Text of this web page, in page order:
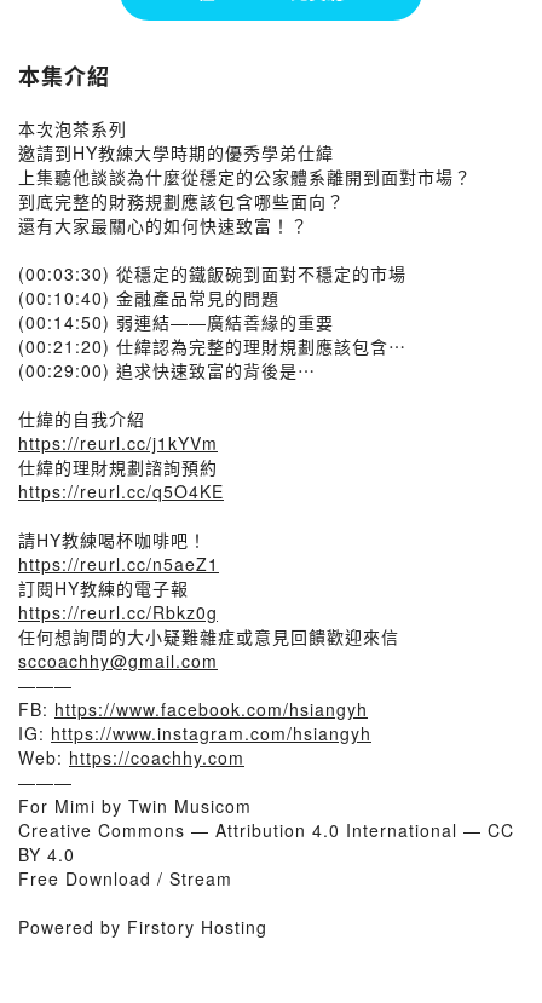
本集介紹
本次泡茶系列
邀請到HY教練大學時期的優秀學弟仕緯
上集聽他談談為什麼從穩定的公家體系離開到面對市場？
到底完整的財務規劃應該包含哪些面向？
還有大家最關心的如何快速致富！？
(00:03:30) 從穩定的鐵飯碗到面對不穩定的市場
(00:10:40) 金融產品常見的問題
(00:14:50) 弱連結——廣結善緣的重要
(00:21:20) 仕緯認為完整的理財規劃應該包含⋯
(00:29:00) 追求快速致富的背後是⋯
仕緯的自我介紹
https://reurl.cc/j1kYVm
仕緯的理財規劃諮詢預約
https://reurl.cc/q5O4KE
請HY教練喝杯咖啡吧！
https://reurl.cc/n5aeZ1
訂閱HY教練的電子報
https://reurl.cc/Rbkz0g
任何想詢問的大小疑難雜症或意見回饋歡迎來信
sccoachhy@gmail.com
———
FB: https://www.facebook.com/hsiangyh
IG: https://www.instagram.com/hsiangyh
Web: https://coachhy.com
———
For Mimi by Twin Musicom
Creative Commons — Attribution 4.0 International — CC
BY 4.0
Free Download / Stream
Powered by Firstory Hosting